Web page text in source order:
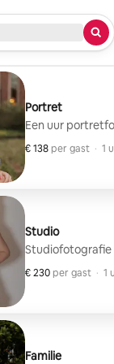
Portret
Een uur
€ 138 per gast
€ 138 per gast
, · 1
Studio
€ 230 per gast
€ 230 per gast
, · 1
Familie